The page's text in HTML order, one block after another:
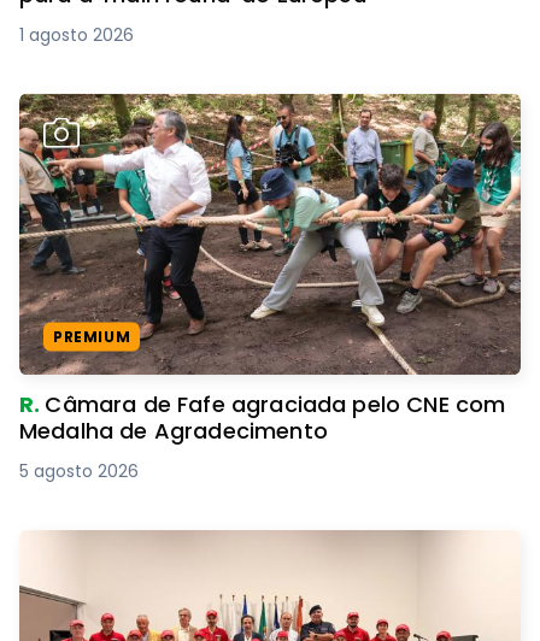
1 agosto 2026
PREMIUM
R. Câmara de Fafe agraciada pelo CNE com
Medalha de Agradecimento
5 agosto 2026